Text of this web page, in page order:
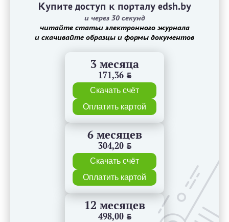
Купите доступ к порталу edsh.by
и через 30 секунд
читайте статьи электронного журнала
и скачивайте образцы и формы документов
3 месяца
171,36 BYN
Скачать счёт
Оплатить картой
6 месяцев
304,20 BYN
Скачать счёт
Оплатить картой
12 месяцев
498,00 BYN